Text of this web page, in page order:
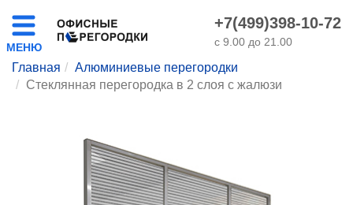
+7(499)398-10-72
с 9.00 до 21.00
Главная
Алюминиевые перегородки
Стеклянная перегородка в 2 слоя с жалюзи